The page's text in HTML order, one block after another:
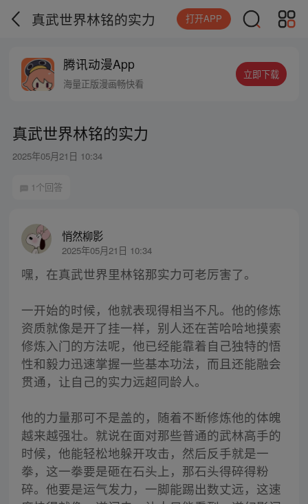
真武世界林铭的实力 打开APP
腾讯动漫App
海量正版漫画畅快看
立即下载
真武世界林铭的实力
2025年05月21日 10:34
1个回答
悄然柳影
2025年05月21日 10:34
嘿，在真武世界里林铭那实力可老厉害了。
一开始的时候，他就表现得相当不凡。他的修炼
资质就像是开了挂一样，别人还在苦哈哈地摸索
修炼入门的方法呢，他已经能靠着自己独特的悟
性和毅力迅速掌握一些基本功法，而且还能融会
贯通，让自己的实力远超同龄人。
他的力量那可不是盖的，随着不断修炼他的体魄
越来越强壮。就说在面对那些普通的武林高手的
时候，他能轻松地躲开攻击，然后反手就是一
拳，这一拳要是砸在石头上，那石头得碎得粉
碎。他要是运气发力，一脚能踢出数丈远，这速